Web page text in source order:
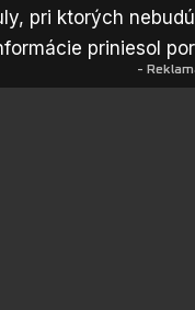
pri ktorých
priniesol
-